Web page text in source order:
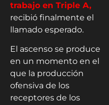
trabajo en Triple A,
recibió finalmente el
llamado esperado.
El ascenso se produce
en un momento en el
que la producción
ofensiva de los
receptores de los